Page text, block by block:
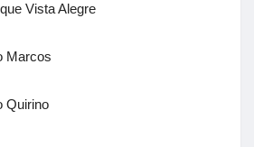
Vista Alegre
Marcos
Quirino